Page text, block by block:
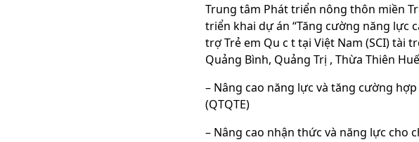
Trung tâm Phát triển nông thôn miền
triển khai dự án “Tăng cường năng lực
trợ Trẻ em Qu c t tại Việt Nam (SCI) tài
Quảng Bình, Quảng Trị , Thừa Thiên
– Nâng cao năng lực và tăng cường
(QTQTE)
– Nâng cao nhận thức và năng lực cho